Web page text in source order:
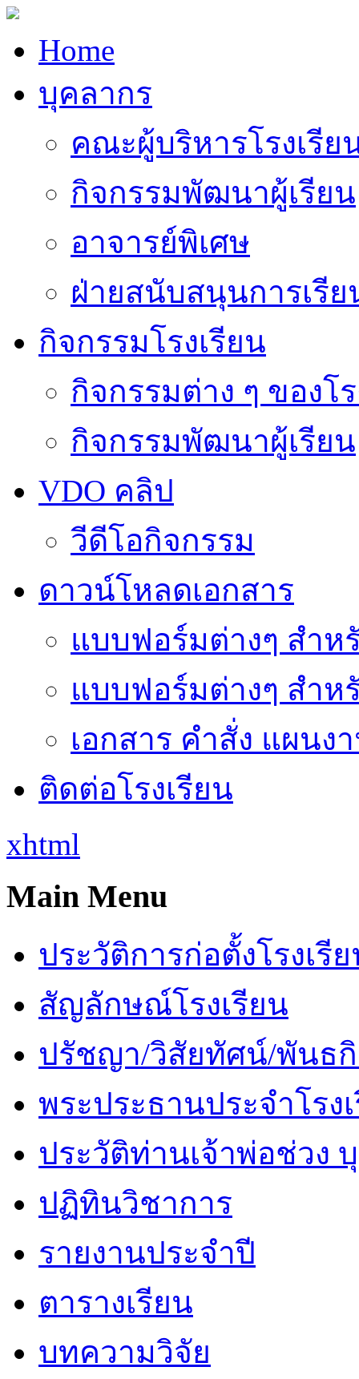
Home
บุคลากร
คณะผู้บริหารโรงเรีย
กิจกรรมพัฒนาผู้เรียน
อาจารย์พิเศษ
ฝ่ายสนับสนุนการเรี
กิจกรรมโรงเรียน
กิจกรรมต่าง ๆ ของโ
กิจกรรมพัฒนาผู้เรียน
VDO คลิป
วีดีโอกิจกรรม
ดาวน์โหลดเอกสาร
แบบฟอร์มต่างๆ สำห
แบบฟอร์มต่างๆ สำห
เอกสาร คำสั่ง แผนง
ติดต่อโรงเรียน
xhtml
Main Menu
ประวัติการก่อตั้งโรงเรี
สัญลักษณ์โรงเรียน
ปรัชญา/วิสัยทัศน์/พันธ
พระประธานประจำโรง
ประวัติท่านเจ้าพ่อช่วง
ปฏิทินวิชาการ
รายงานประจำปี
ตารางเรียน
บทความวิจัย